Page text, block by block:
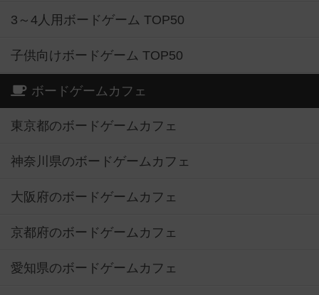
3～4人用ボードゲーム TOP50
子供向けボードゲーム TOP50
ボードゲームカフェ
東京都のボードゲームカフェ
神奈川県のボードゲームカフェ
大阪府のボードゲームカフェ
京都府のボードゲームカフェ
愛知県のボードゲームカフェ